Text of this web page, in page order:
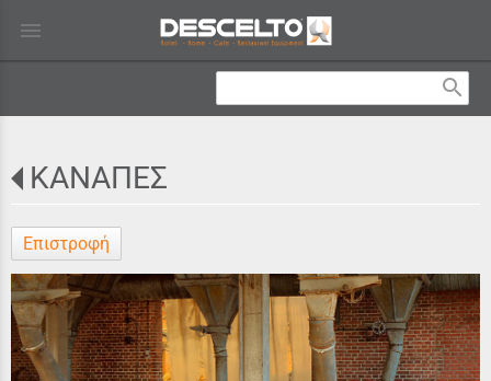
menu
search
ΚΑΝΑΠΕΣ
Επιστροφή